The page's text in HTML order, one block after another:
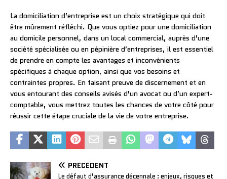
La domiciliation d’entreprise est un choix stratégique qui doit
être mûrement réfléchi. Que vous optiez pour une domiciliation
au domicile personnel, dans un local commercial, auprès d’une
société spécialisée ou en pépinière d’entreprises, il est essentiel
de prendre en compte les avantages et inconvénients
spécifiques à chaque option, ainsi que vos besoins et
contraintes propres. En faisant preuve de discernement et en
vous entourant des conseils avisés d’un avocat ou d’un expert-
comptable, vous mettrez toutes les chances de votre côté pour
réussir cette étape cruciale de la vie de votre entreprise.
PRÉCÉDENT
Le défaut d’assurance décennale : enjeux, risques et